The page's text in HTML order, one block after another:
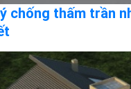
chống thấm trần